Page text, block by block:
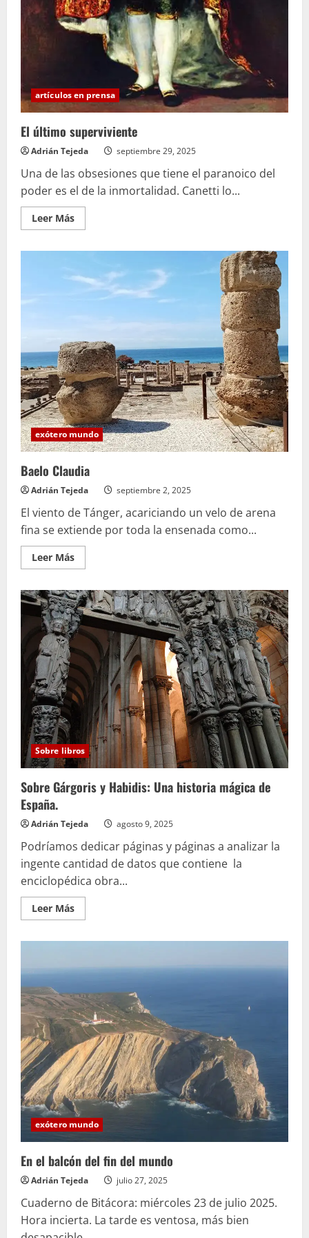
artículos en prensa
El último superviviente
Adrián Tejeda septiembre 29, 2025
Una de las obsesiones que tiene el paranoico del
poder es el de la inmortalidad. Canetti lo...
Leer MásLeer
más
superviviente
exótero mundo
Baelo Claudia
Adrián Tejeda septiembre 2, 2025
El viento de Tánger, acariciando un velo de arena
fina se extiende por toda la ensenada como...
Leer MásLeer
más
Baelo
Claudia
Sobre libros
Sobre Gárgoris y Habidis: Una historia mágica de
España.
Adrián Tejeda agosto 9, 2025
Podríamos dedicar páginas y páginas a analizar la
ingente cantidad de datos que contiene la
enciclopédica obra...
Leer MásLeer
más
y
Habidis:
historia
mágica
de
España.
exótero mundo
En el balcón del fin del mundo
Adrián Tejeda julio 27, 2025
Cuaderno de Bitácora: miércoles 23 de julio 2025.
Hora incierta. La tarde es ventosa, más bien